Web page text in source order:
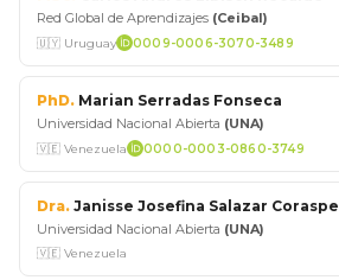
Red Global de Aprendizajes (Ceibal)
🇺🇾 Uruguay 0009-0006-3070-3489
PhD. Marian Serradas Fonseca
Universidad Nacional Abierta (UNA)
🇻🇪 Venezuela 0000-0003-0860-3749
Dra. Janisse Josefina Salazar Coraspe
Universidad Nacional Abierta (UNA)
🇻🇪 Venezuela